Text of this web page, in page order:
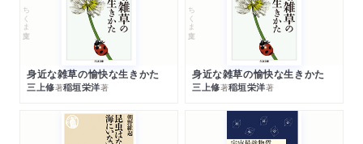
ちくま文庫
身近な雑草の愉快な生きかた
三上修著稲垣栄洋著
ちくま文庫
身近な雑草の愉快な生きかた
三上修著稲垣栄洋著